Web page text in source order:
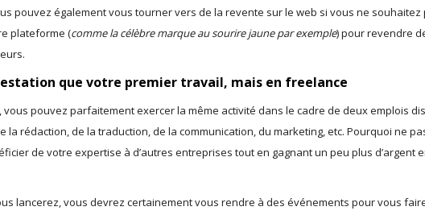
pouvez également vous tourner vers de la revente sur le web si vous ne souhaitez
plateforme (comme la célèbre marque au sourire jaune par exemple) pour revendre
que votre premier travail, mais en freelance
pouvez parfaitement exercer la même activité dans le cadre de deux emplois
la rédaction, de la traduction, de la communication, du marketing, etc. Pourquoi ne
de votre expertise à d’autres entreprises tout en gagnant un peu plus d’argent
lancerez, vous devrez certainement vous rendre à des événements pour vous